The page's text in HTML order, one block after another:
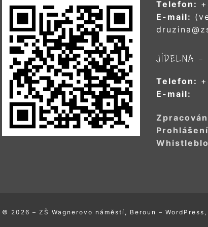
Telefon:
E-mail:
JÍDELNA –
Telefon:
E-mail:
© 2026 – ZŠ Wagnerovo náměstí, Beroun – WordPress,